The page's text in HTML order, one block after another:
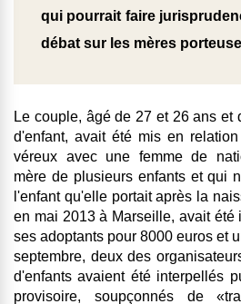
qui pourrait faire
débat sur les mères
Le couple, âgé de 27 et 26 ans et
d'enfant, avait été mis en
véreux avec une femme de
mère de plusieurs enfants et qui
l'enfant qu'elle portait après la
en mai 2013 à Marseille, avait été
ses adoptants pour 8000 euros et
septembre, deux des
d'enfants avaient été interpellés
provisoire, soupçonnés de